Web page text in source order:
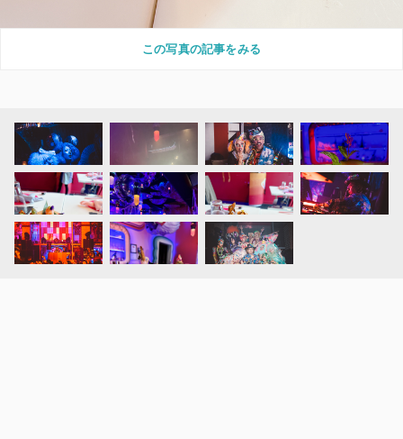
この写真の記事をみる